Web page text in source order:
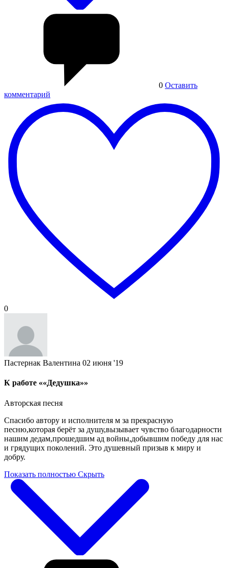
0 Оставить
комментарий
0
Пастернак Валентина 02 июня '19
К работе ««Дедушка»»
Авторская песня
Спасибо автору и исполнителя м за прекрасную
песню,которая берёт за душу,вызывает чувство благодарности
нашим дедам,прошедшим ад войны,добывшим победу для нас
и грядущих поколений. Это душевный призыв к миру и
добру.
Показать полностью Скрыть